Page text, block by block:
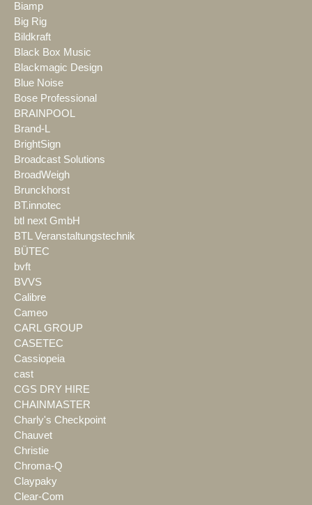
Biamp
Big Rig
Bildkraft
Black Box Music
Blackmagic Design
Blue Noise
Bose Professional
BRAINPOOL
Brand-L
BrightSign
Broadcast Solutions
BroadWeigh
Brunckhorst
BT.innotec
btl next GmbH
BTL Veranstaltungstechnik
BÜTEC
bvft
BVVS
Calibre
Cameo
CARL GROUP
CASETEC
Cassiopeia
cast
CGS DRY HIRE
CHAINMASTER
Charly's Checkpoint
Chauvet
Christie
Chroma-Q
Claypaky
Clear-Com